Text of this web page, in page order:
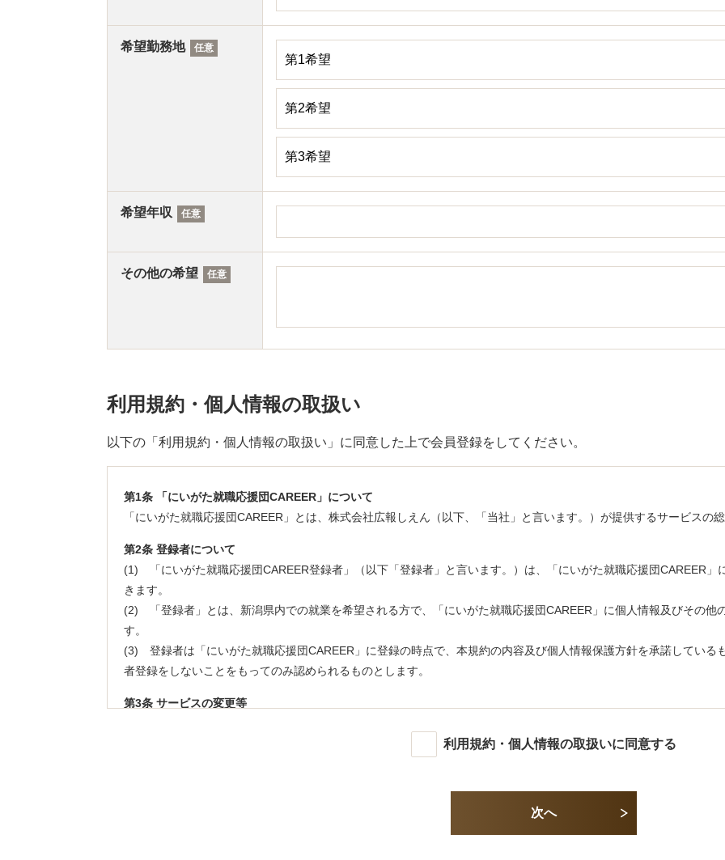
希望勤務地 任意
希望年収 任意
その他の希望 任意
利用規約・個人情報の取扱い
以下の「利用規約・個人情報の取扱い」に同意した上で会員登録をしてください。
第1条 「にいがた就職応援団CAREER」について
「にいがた就職応援団CAREER」とは、株式会社広報しえん（以下、「当社」と言います。）が提供するサービスの
第2条 登録者について
(1) 「にいがた就職応援団CAREER登録者」（以下「登録者」と言います。）は、「にいがた就職応援団CAREER」
きます。
(2) 「登録者」とは、新潟県内での就業を希望される方で、「にいがた就職応援団CAREER」に個人情報及びその他
す。
(3) 登録者は「にいがた就職応援団CAREER」に登録の時点で、本規約の内容及び個人情報保護方針を承諾している
者登録をしないことをもってのみ認められるものとします。
第3条 サービスの変更等
登録者は、本サービスの利用に際し、以下の内容の行為をしないものとします。
利用規約・個人情報の取扱いに同意する
次へ